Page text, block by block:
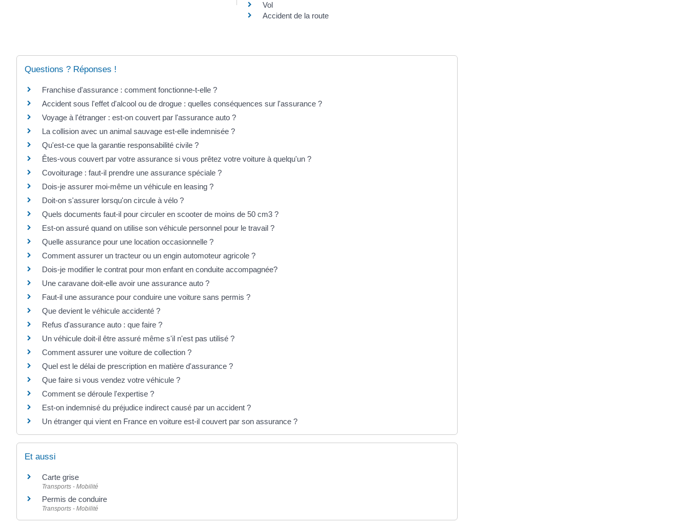
Vol
Accident de la route
Questions ? Réponses !
Franchise d'assurance : comment fonctionne-t-elle ?
Accident sous l'effet d'alcool ou de drogue : quelles conséquences sur l'assurance ?
Voyage à l'étranger : est-on couvert par l'assurance auto ?
La collision avec un animal sauvage est-elle indemnisée ?
Qu'est-ce que la garantie responsabilité civile ?
Êtes-vous couvert par votre assurance si vous prêtez votre voiture à quelqu'un ?
Covoiturage : faut-il prendre une assurance spéciale ?
Dois-je assurer moi-même un véhicule en leasing ?
Doit-on s'assurer lorsqu'on circule à vélo ?
Quels documents faut-il pour circuler en scooter de moins de 50 cm3 ?
Est-on assuré quand on utilise son véhicule personnel pour le travail ?
Quelle assurance pour une location occasionnelle ?
Comment assurer un tracteur ou un engin automoteur agricole ?
Dois-je modifier le contrat pour mon enfant en conduite accompagnée?
Une caravane doit-elle avoir une assurance auto ?
Faut-il une assurance pour conduire une voiture sans permis ?
Que devient le véhicule accidenté ?
Refus d'assurance auto : que faire ?
Un véhicule doit-il être assuré même s'il n'est pas utilisé ?
Comment assurer une voiture de collection ?
Quel est le délai de prescription en matière d'assurance ?
Que faire si vous vendez votre véhicule ?
Comment se déroule l'expertise ?
Est-on indemnisé du préjudice indirect causé par un accident ?
Un étranger qui vient en France en voiture est-il couvert par son assurance ?
Et aussi
Carte grise
Transports - Mobilité
Permis de conduire
Transports - Mobilité